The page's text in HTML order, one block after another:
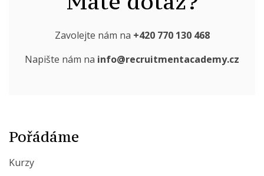
Zavolejte nám na +420 770 130 468
Napište nám na info@recruitmentacademy.cz
Pořádáme
Kurzy